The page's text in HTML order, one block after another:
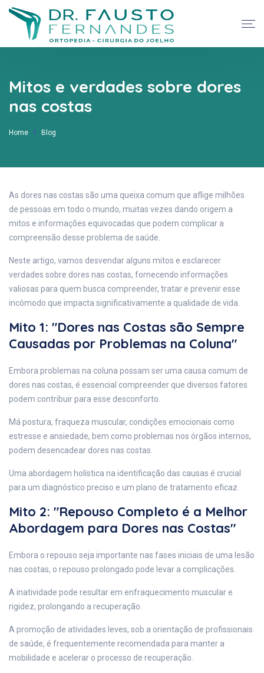
Mitos e verdades sobre dores
nas costas
Home Blog
As dores nas costas são uma queixa comum que aflige milhões
de pessoas em todo o mundo, muitas vezes dando origem a
mitos e informações equivocadas que podem complicar a
compreensão desse problema de saúde.
Neste artigo, vamos desvendar alguns mitos e esclarecer
verdades sobre dores nas costas, fornecendo informações
valiosas para quem busca compreender, tratar e prevenir esse
incômodo que impacta significativamente a qualidade de vida.
Mito 1: "Dores nas Costas são Sempre
Causadas por Problemas na Coluna"
Embora problemas na coluna possam ser uma causa comum de
dores nas costas, é essencial compreender que diversos fatores
podem contribuir para esse desconforto.
Má postura, fraqueza muscular, condições emocionais como
estresse e ansiedade, bem como problemas nos órgãos internos,
podem desencadear dores nas costas.
Uma abordagem holística na identificação das causas é crucial
para um diagnóstico preciso e um plano de tratamento eficaz.
Mito 2: "Repouso Completo é a Melhor
Abordagem para Dores nas Costas"
Embora o repouso seja importante nas fases iniciais de uma lesão
nas costas, o repouso prolongado pode levar a complicações.
A inatividade pode resultar em enfraquecimento muscular e
rigidez, prolongando a recuperação.
A promoção de atividades leves, sob a orientação de profissionais
de saúde, é frequentemente recomendada para manter a
mobilidade e acelerar o processo de recuperação.